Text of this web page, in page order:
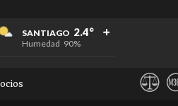
SANTIAGO 2.4°
Humedad 90%
+
+
+